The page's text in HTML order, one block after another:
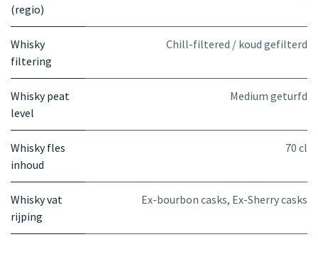
(regio)
Whisky
filtering
Chill-filtered / koud gefilterd
Whisky peat
level
Medium geturfd
Whisky fles
inhoud
70 cl
Whisky vat
rijping
Ex-bourbon casks, Ex-Sherry casks